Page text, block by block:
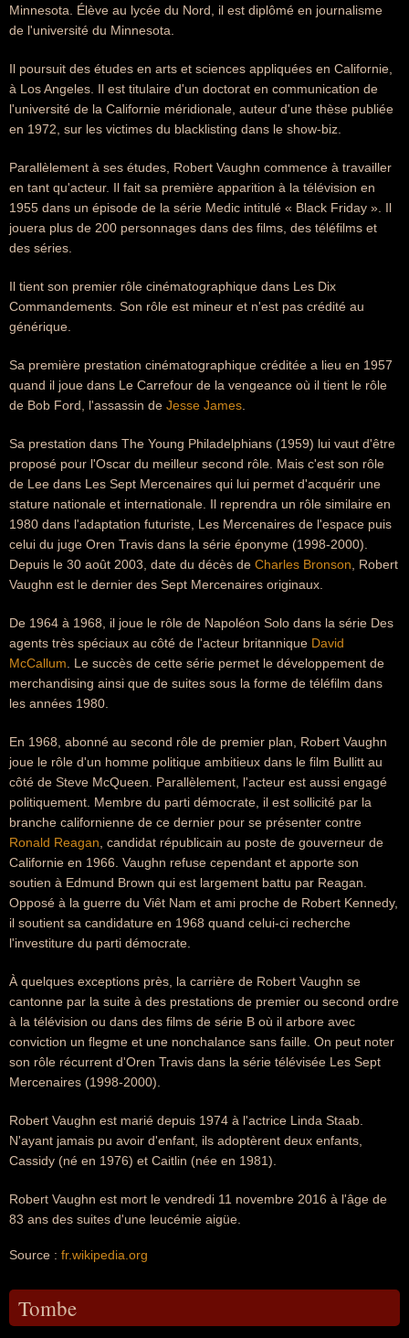
Minnesota. Élève au lycée du Nord, il est diplômé en journalisme
de l'université du Minnesota.
Il poursuit des études en arts et sciences appliquées en Californie,
à Los Angeles. Il est titulaire d'un doctorat en communication de
l'université de la Californie méridionale, auteur d'une thèse publiée
en 1972, sur les victimes du blacklisting dans le show-biz.
Parallèlement à ses études, Robert Vaughn commence à travailler
en tant qu'acteur. Il fait sa première apparition à la télévision en
1955 dans un épisode de la série Medic intitulé « Black Friday ». Il
jouera plus de 200 personnages dans des films, des téléfilms et
des séries.
Il tient son premier rôle cinématographique dans Les Dix
Commandements. Son rôle est mineur et n'est pas crédité au
générique.
Sa première prestation cinématographique créditée a lieu en 1957
quand il joue dans Le Carrefour de la vengeance où il tient le rôle
de Bob Ford, l'assassin de Jesse James
Sa prestation dans The Young Philadelphians (1959) lui vaut d'être
proposé pour l'Oscar du meilleur second rôle. Mais c'est son rôle
de Lee dans Les Sept Mercenaires qui lui permet d'acquérir une
stature nationale et internationale. Il reprendra un rôle similaire en
1980 dans l'adaptation futuriste, Les Mercenaires de l'espace puis
celui du juge Oren Travis dans la série éponyme (1998-2000).
Depuis le 30 août 2003, date du décès de Charles Bronson , Robert
Vaughn est le dernier des Sept Mercenaires originaux.
De 1964 à 1968, il joue le rôle de Napoléon Solo dans la série Des
agents très spéciaux au côté de l'acteur britannique David
McCallum . Le succès de cette série permet le développement de
merchandising ainsi que de suites sous la forme de téléfilm dans
les années 1980.
En 1968, abonné au second rôle de premier plan, Robert Vaughn
joue le rôle d'un homme politique ambitieux dans le film Bullitt au
côté de Steve McQueen. Parallèlement, l'acteur est aussi engagé
politiquement. Membre du parti démocrate, il est sollicité par la
branche californienne de ce dernier pour se présenter contre
Ronald Reagan , candidat républicain au poste de gouverneur de
Californie en 1966. Vaughn refuse cependant et apporte son
soutien à Edmund Brown qui est largement battu par Reagan.
Opposé à la guerre du Viêt Nam et ami proche de Robert Kennedy,
il soutient sa candidature en 1968 quand celui-ci recherche
l'investiture du parti démocrate.
À quelques exceptions près, la carrière de Robert Vaughn se
cantonne par la suite à des prestations de premier ou second ordre
à la télévision ou dans des films de série B où il arbore avec
conviction un flegme et une nonchalance sans faille. On peut noter
son rôle récurrent d'Oren Travis dans la série télévisée Les Sept
Mercenaires (1998-2000).
Robert Vaughn est marié depuis 1974 à l'actrice Linda Staab.
N'ayant jamais pu avoir d'enfant, ils adoptèrent deux enfants,
Cassidy (né en 1976) et Caitlin (née en 1981).
Robert Vaughn est mort le vendredi 11 novembre 2016 à l'âge de
83 ans des suites d'une leucémie aigüe.
Source : fr.wikipedia.org
Tombe